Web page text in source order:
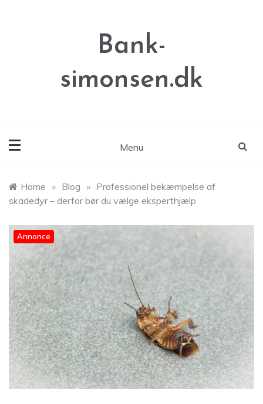
Bank-
simonsen.dk
Menu
Home » Blog » Professionel bekæmpelse af
skadedyr – derfor bør du vælge eksperthjælp
Annonce